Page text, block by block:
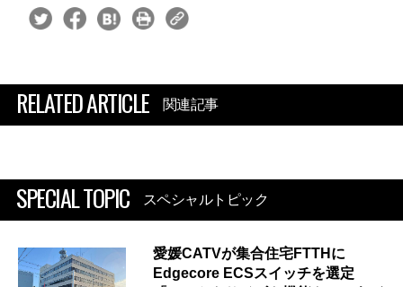
RELATED ARTICLE 関連記事
SPECIAL TOPIC スペシャルトピック
愛媛CATVが集合住宅FTTHに
Edgecore ECSスイッチを選定